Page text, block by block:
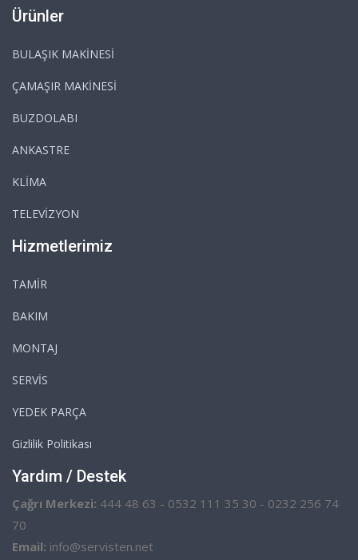
Ürünler
BULAŞIK MAKİNESİ
ÇAMAŞIR MAKİNESİ
BUZDOLABI
ANKASTRE
KLİMA
TELEVİZYON
Hizmetlerimiz
TAMİR
BAKIM
MONTAJ
SERVİS
YEDEK PARÇA
Gizlilik Politikası
Yardım / Destek
Çağrı Merkezi: 444 48 63 - 0532 111 35 30 - 0232 256 74
70
Email: info@servisten.net